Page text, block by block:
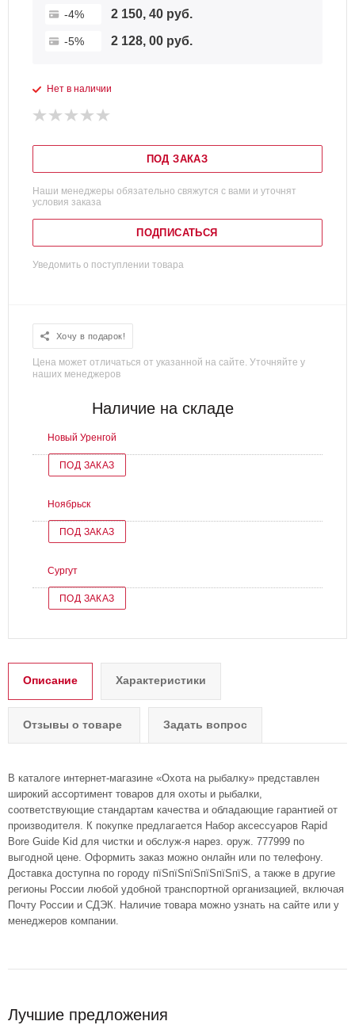
-4% 2 150, 40 руб.
-5% 2 128, 00 руб.
Нет в наличии
ПОД ЗАКАЗ
Наши менеджеры обязательно свяжутся с вами и уточнят
условия заказа
ПОДПИСАТЬСЯ
Уведомить о поступлении товара
Хочу в подарок!
Цена может отличаться от указанной на сайте. Уточняйте у
наших менеджеров
Наличие на складе
Новый Уренгой
ПОД ЗАКАЗ
Ноябрьск
ПОД ЗАКАЗ
Сургут
ПОД ЗАКАЗ
Описание Характеристики
Отзывы о товаре Задать вопрос
В каталоге интернет-магазине «Охота на рыбалку» представлен
широкий ассортимент товаров для охоты и рыбалки,
соответствующие стандартам качества и обладающие гарантией от
производителя. К покупке предлагается Набор аксессуаров Rapid
Bore Guide Kid для чистки и обслуж-я нарез. оруж. 777999 по
выгодной цене. Оформить заказ можно онлайн или по телефону.
Доставка доступна по городу пїЅпїЅпїЅпїЅпїЅпїЅ, а также в другие
регионы России любой удобной транспортной организацией, включая
Почту России и СДЭК. Наличие товара можно узнать на сайте или у
менеджеров компании.
Лучшие предложения